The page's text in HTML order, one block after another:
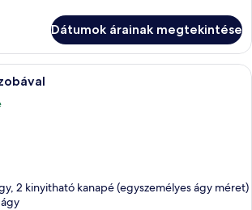
Dátumok árainak megtekintése
Egy fából készült, egyszerűen
2 kinyitható kanapé (egyszemélyes ágy méret)